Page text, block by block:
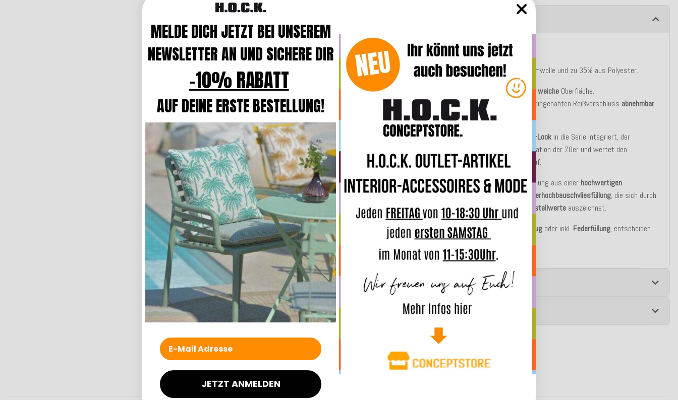
Produktbeschreibung
Der Bezug besteht zu 65% aus Baumwolle und zu 35% aus Polyester.
angenehmeundweiche Oberfläche.
Der Bezug ist durch einen verdeckt eingenähten Reißverschluss abnehmbar
und bei 30°Cwaschbar
Mit dem Kissen Ruby wird der
Retro-Lookin die Serie integriert, der
plakative Print ist die neue Interpretation der 70er und wertet den
außergewöhnlichen Style gekonnt auf.
In der Basic Variante besteht die Füllung aus einer hochwertigen
komfortablen silikonisierten Polyesterhochbauschvliesfüllung, die sich durch
eine hohe Elastizitätundgute Rückstellwerte auszeichnet.
Online zu bestellen auch nur als
Bezug oder inkl. Federfüllung, entscheiden
Sie selbst!
Merkmale
Angaben zur Produktsicherheit
Weitere Produkte aus der Serie Ruby
MELDE DICH JETZT BEI UNSEREM
NEWSLETTER AN UND SICHERE DIR
-10% RABATT
AUF DEINE ERSTE BESTELLUNG!
JETZT ANMELDEN